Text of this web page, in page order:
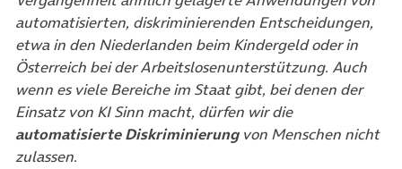
automatisierten, diskriminierenden Entscheidungen,
etwa in den Niederlanden beim Kindergeld oder in
Österreich bei der Arbeitslosenunterstützung. Auch
wenn es viele Bereiche im Staat gibt, bei denen der
Einsatz von KI Sinn macht, dürfen wir die
automatisierte Diskriminierungvon Menschen nicht
zulassen.